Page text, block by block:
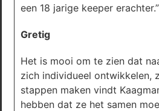
een 18 jarige keeper erachter.”
Gretig
Het is mooi om te zien dat
zich individueel ontwikkelen,
stappen maken vindt
hebben dat ze het samen